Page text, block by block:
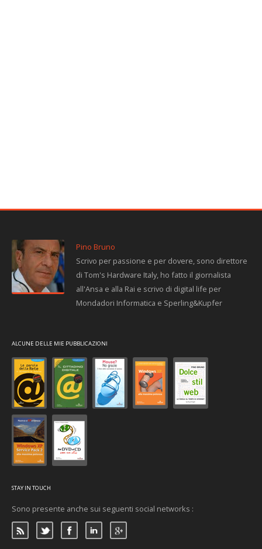
Pino Bruno
Scrivo per passione e per dovere, sono direttore
di Tom's Hardware Italy, ho fatto il giornalista
all'Ansa e alla Rai e scrivo di digital life per
Mondadori Informatica e Sperling&Kupfer
ALCUNE DELLE MIE PUBBLICAZIONI
STAY IN TOUCH
Sono presente anche sui seguenti social networks :